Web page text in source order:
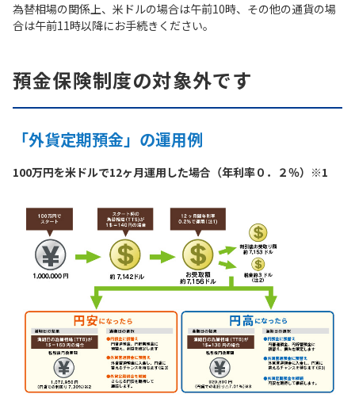
為替相場の関係上、米ドルの場合は午前10時、その他の通貨の場
合は午前11時以降にお手続きください。
預金保険制度の対象外です
「外貨定期預金」の運用例
100万円を米ドルで12ヶ月運用した場合（年利率０．２％）※1